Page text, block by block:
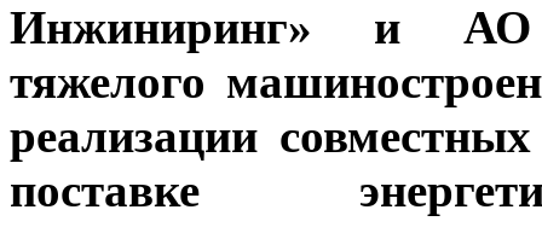
Инжиниринг» и АО
тяжелого
реализации
поставке